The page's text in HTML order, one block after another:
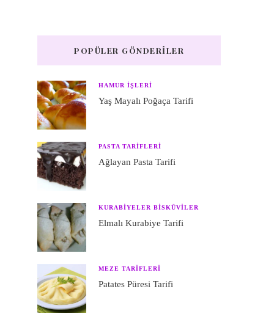
POPÜLER GÖNDERILER
HAMUR IŞLERI
Yaş Mayalı Poğaça Tarifi
PASTA TARIFLERI
Ağlayan Pasta Tarifi
KURABIYELER BISKÜVILER
Elmalı Kurabiye Tarifi
MEZE TARIFLERI
Patates Püresi Tarifi